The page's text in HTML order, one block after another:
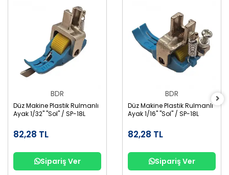
BDR
Düz Makine Plastik Rulmanlı
Ayak 1/32" "Sol" / SP-18L
82,28 TL
Sipariş Ver
BDR
Düz Makine Plastik Rulmanlı
Ayak 1/16" "Sol" / SP-18L
82,28 TL
Sipariş Ver